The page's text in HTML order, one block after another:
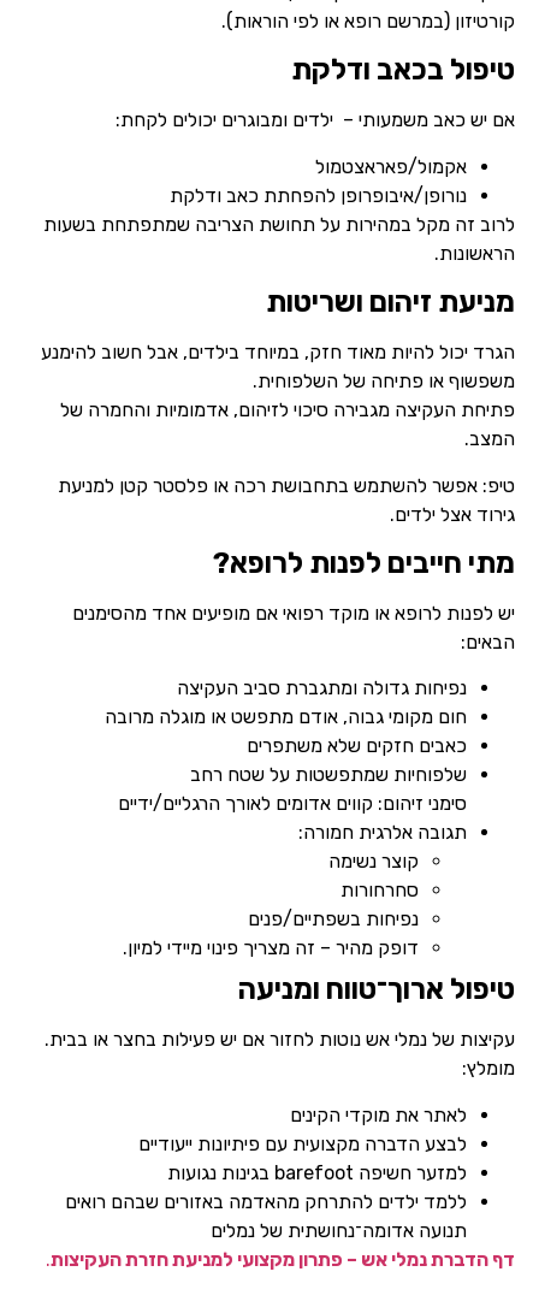
קורטיזון (במרשם רופא או לפי הוראות).
טיפול בכאב ודלקת
אם יש כאב משמעותי – ילדים ומבוגרים יכולים לקחת:
אקמול/פאראצטמול
נורופן/איבופרופן להפחתת כאב ודלקת
לרוב זה מקל במהירות על תחושת הצריבה שמתפתחת בשעות
הראשונות.
מניעת זיהום ושריטות
הגרד יכול להיות מאוד חזק, במיוחד בילדים, אבל חשוב להימנע
משפשוף או פתיחה של השלפוחית.
פתיחת העקיצה מגבירה סיכוי לזיהום, אדמומיות והחמרה של
המצב.
טיפ: אפשר להשתמש בתחבושת רכה או פלסטר קטן למניעת
גירוד אצל ילדים.
מתי חייבים לפנות לרופא?
יש לפנות לרופא או מוקד רפואי אם מופיעים אחד מהסימנים
הבאים:
נפיחות גדולה ומתגברת סביב העקיצה
חום מקומי גבוה, אודם מתפשט או מוגלה מרובה
כאבים חזקים שלא משתפרים
שלפוחיות שמתפשטות על שטח רחב
סימני זיהום: קווים אדומים לאורך הרגליים/ידיים
תגובה אלרגית חמורה:
קוצר נשימה
סחרחורות
נפיחות בשפתיים/פנים
דופק מהיר – זה מצריך פינוי מיידי למיון.
טיפול ארוך־טווח ומניעה
עקיצות של נמלי אש נוטות לחזור אם יש פעילות בחצר או בבית.
מומלץ:
לאתר את מוקדי הקינים
לבצע הדברה מקצועית עם פיתיונות ייעודיים
למזער חשיפה barefoot בגינות נגועות
ללמד ילדים להתרחק מהאדמה באזורים שבהם רואים
תנועה אדומה־נחושתית של נמלים
דף הדברת נמלי אש – פתרון מקצועי למניעת חזרת העקיצות.